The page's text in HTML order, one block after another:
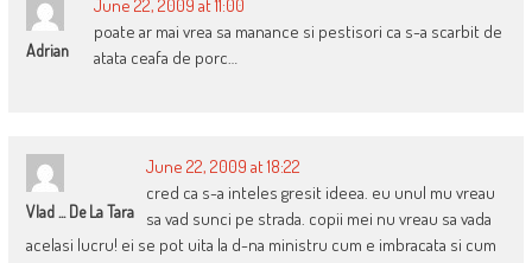
Adrian
June 22, 2009 at 11:00
poate ar mai vrea sa manance si pestisori ca s-a scarbit de
atata ceafa de porc…
Vlad ... De La Tara
June 22, 2009 at 18:22
cred ca s-a inteles gresit ideea. eu unul mu vreau
sa vad sunci pe strada. copii mei nu vreau sa vada
acelasi lucru! ei se pot uita la d-na ministru cum e imbracata si cum